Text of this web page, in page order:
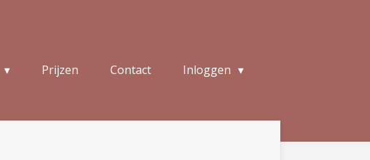
Prijzen Contact Inloggen